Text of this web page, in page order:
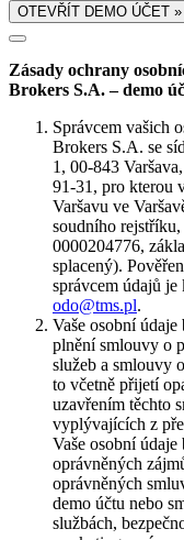
OTEVŘÍT DEMO ÚČET »
Zásady ochrany
Brokers S.A. – demo
Správcem vašich
Brokers S.A. se
1, 00-843
91-31, pro kterou
Varšavu ve
soudního
0000204776,
splacený).
správcem údajů je
odo@tms.pl.
Vaše osobní
plnění smlouvy o
služeb a smlouvy
to včetně přijetí
uzavřením těchto
vyplývajících z
Vaše osobní
oprávněných
oprávněných
demo účtu nebo
službách,